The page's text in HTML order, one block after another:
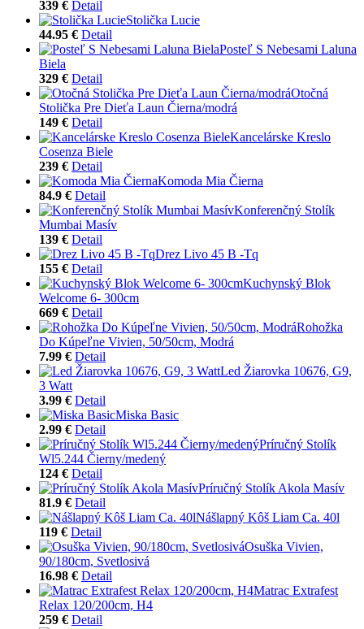
339 € Detail
Stolička Lucie
44.95 € Detail
Posteľ S Nebesami Laluna
Biela
329 € Detail
Otočná
Stolička Pre Dieťa Laun Čierna/modrá
149 € Detail
Kancelárske Kreslo
Cosenza Biele
239 € Detail
Komoda Mia Čierna
84.9 € Detail
Konferenčný Stolík
Mumbai Masív
139 € Detail
Drez Livo 45 B -Tq
155 € Detail
Kuchynský Blok
Welcome 6- 300cm
669 € Detail
Rohožka
Do Kúpeľne Vivien, 50/50cm, Modrá
7.99 € Detail
Led Žiarovka 10676, G9,
3 Watt
3.99 € Detail
Miska Basic
2.99 € Detail
Príručný Stolík
Wl5.244 Čierny/medený
124 € Detail
Príručný Stolík Akola Masív
81.9 € Detail
Nášlapný Kôš Liam Ca. 40l
119 € Detail
Osuška Vivien,
90/180cm, Svetlosivá
16.98 € Detail
Matrac Extrafest
Relax 120/200cm, H4
259 € Detail